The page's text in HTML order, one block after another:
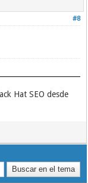
#8
Hat SEO desde